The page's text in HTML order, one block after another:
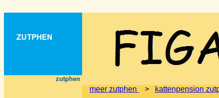
zutphen
meer zutphen > kattenpension